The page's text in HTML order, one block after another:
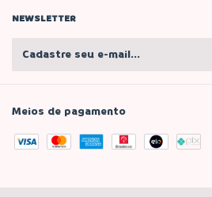
NEWSLETTER
Meios de pagamento